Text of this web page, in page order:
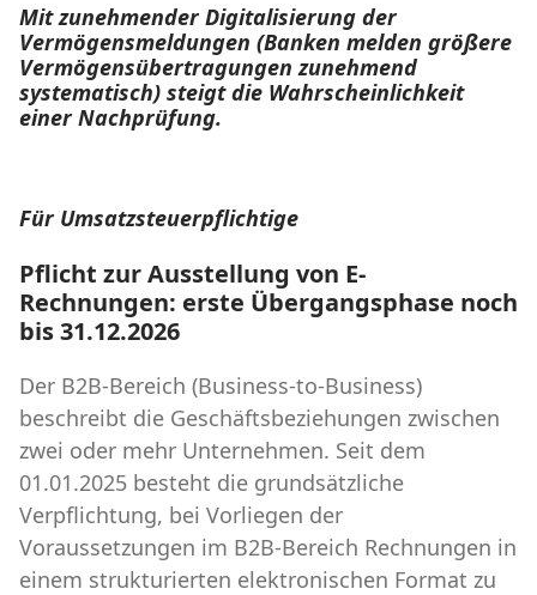
Mit zunehmender Digitalisierung der
Vermögensmeldungen (Banken melden größere
Vermögensübertragungen zunehmend
systematisch) steigt die Wahrscheinlichkeit
einer Nachprüfung.
Für Umsatzsteuerpflichtige
Pflicht zur Ausstellung von E-
Rechnungen: erste Übergangsphase noch
bis 31.12.2026
Der B2B-Bereich (Business-to-Business)
beschreibt die Geschäftsbeziehungen zwischen
zwei oder mehr Unternehmen. Seit dem
01.01.2025 besteht die grundsätzliche
Verpflichtung, bei Vorliegen der
Voraussetzungen im B2B-Bereich Rechnungen in
einem strukturierten elektronischen Format zu